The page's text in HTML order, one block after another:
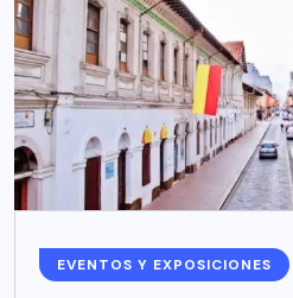
EVENTOS Y EXPOSICIONES